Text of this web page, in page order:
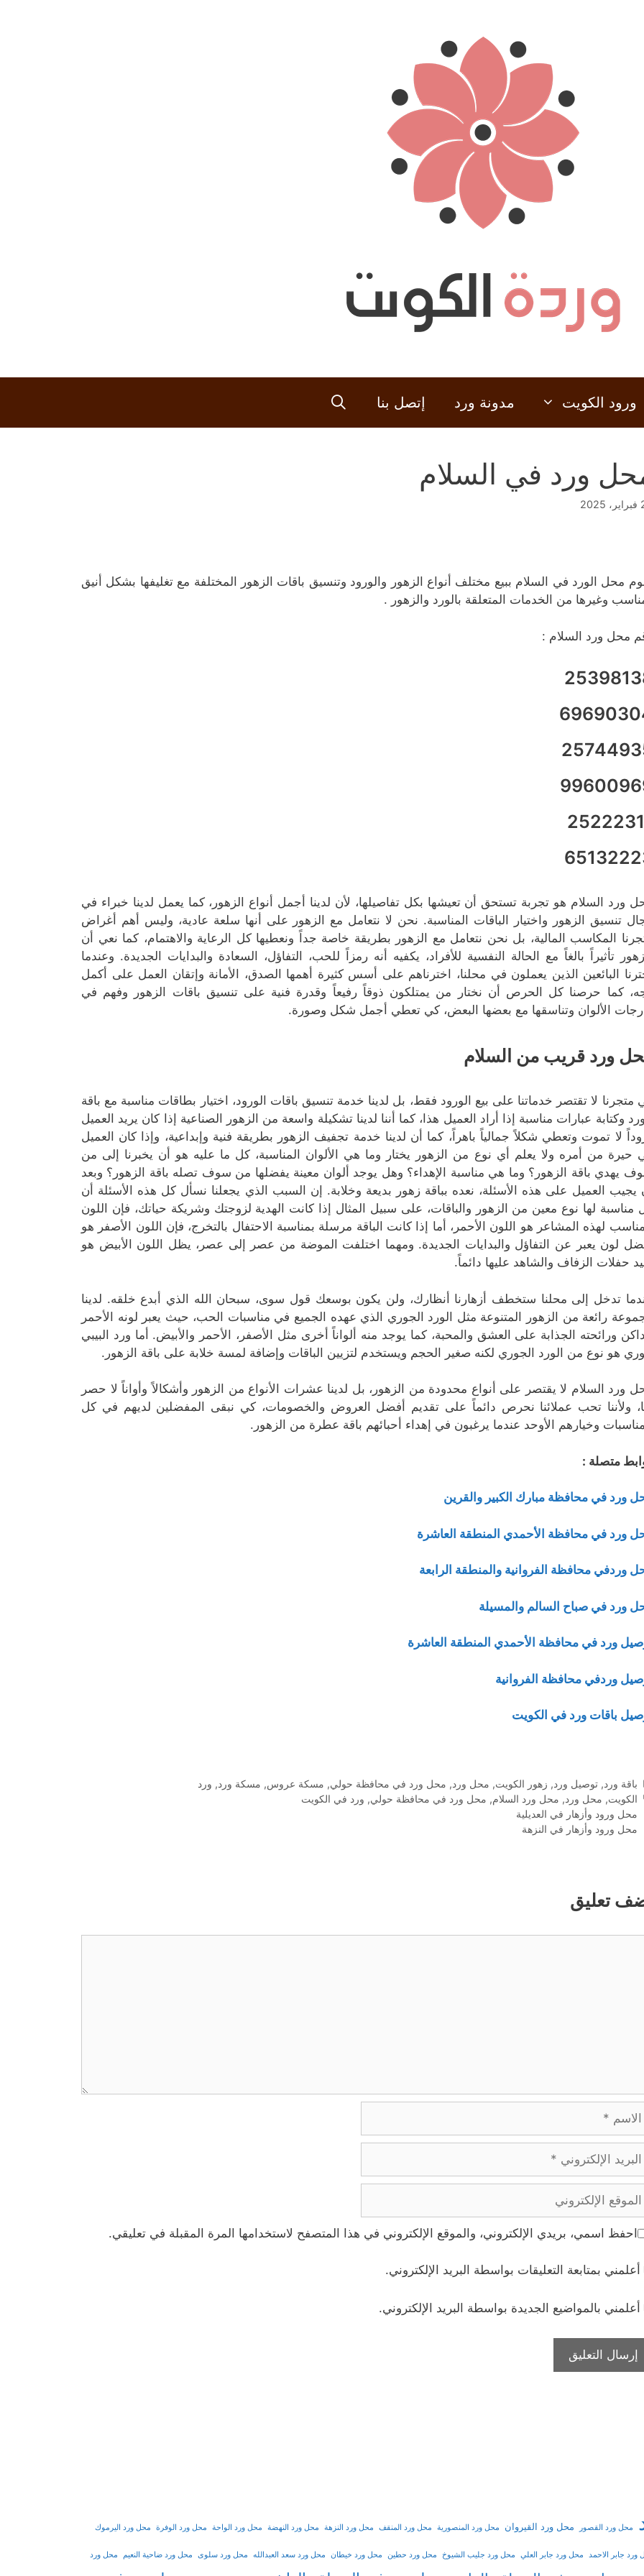
ورود الكويت مدونة ورد إتصل بنا
ورد في السلام
محل الورد في السلام ببيع مختلف أنواع الزهور والورود وتنسيق باقات الزهور المختلفة مع تغليفها بشكل أنيق
وغيرها من الخدمات المتعلقة بالورد والزهور .
محل ورد السلام :
ورد السلام هو تجربة تستحق أن تعيشها بكل تفاصيلها، لأن لدينا أجمل أنواع الزهور، كما يعمل لدينا خبراء في
تنسيق الزهور واختيار الباقات المناسبة. نحن لا نتعامل مع الزهور على أنها سلعة عادية، وليس أهم أغراض
المكاسب المالية، بل نحن نتعامل مع الزهور بطريقة خاصة جداً ونعطيها كل الرعاية والاهتمام، كما نعي أن
تأثيراً بالغاً مع الحالة النفسية للأفراد، يكفيه أنه رمزاً للحب، التفاؤل، السعادة والبدايات الجديدة. وعندما
البائعين الذين يعملون في محلنا، اخترناهم على أسس كثيرة أهمها الصدق، الأمانة وإتقان العمل على أكمل
كما حرصنا كل الحرص أن نختار من يمتلكون ذوقاً رفيعاً وقدرة فنية على تنسيق باقات الزهور وفهم في
الألوان وتناسقها مع بعضها البعض، كي تعطي أجمل شكل وصورة.
ورد قريب من السلام
متجرنا لا تقتصر خدماتنا على بيع الورود فقط، بل لدينا خدمة تنسيق باقات الورود، اختيار بطاقات مناسبة مع باقة
وكتابة عبارات مناسبة إذا أراد العميل هذا، كما أننا لدينا تشكيلة واسعة من الزهور الصناعية إذا كان يريد العميل
لا تموت وتعطي شكلاً جمالياً باهراً، كما أن لدينا خدمة تجفيف الزهور بطريقة فنية وإبداعية، وإذا كان العميل
حيرة من أمره ولا يعلم أي نوع من الزهور يختار وما هي الألوان المناسبة، كل ما عليه هو أن يخبرنا إلى من
يهدي باقة الزهور؟ وما هي مناسبة الإهداء؟ وهل يوجد ألوان معينة يفضلها من سوف تصله باقة الزهور؟ وبعد
يجيب العميل على هذه الأسئلة، نعده بباقة زهور بديعة وخلابة. إن السبب الذي يجعلنا نسأل كل هذه الأسئلة أن
مناسبة لها نوع معين من الزهور والباقات، على سبيل المثال إذا كانت الهدية لزوجتك وشريكة حياتك، فإن اللون
لهذه المشاعر هو اللون الأحمر، أما إذا كانت الباقة مرسلة بمناسبة الاحتفال بالتخرج، فإن اللون الأصفر هو
لون يعبر عن التفاؤل والبدايات الجديدة. ومهما اختلفت الموضة من عصر إلى عصر، يظل اللون الأبيض هو
حفلات الزفاف والشاهد عليها دائماً.
تدخل إلى محلنا ستخطف أزهارنا أنظارك، ولن يكون بوسعك قول سوى، سبحان الله الذي أبدع خلقه. لدينا
رائعة من الزهور المتنوعة مثل الورد الجوري الذي عهده الجميع في مناسبات الحب، حيث يعبر لونه الأحمر
ورائحته الجذابة على العشق والمحبة، كما يوجد منه ألواناً أخرى مثل الأصفر، الأحمر والأبيض. أما ورد البيبي
هو نوع من الورد الجوري لكنه صغير الحجم ويستخدم لتزيين الباقات وإضافة لمسة خلابة على باقة الزهور.
ورد السلام لا يقتصر على أنواع محدودة من الزهور، بل لدينا عشرات الأنواع من الزهور وأشكالاً وأواناً لا حصر
ولأننا تحب عملائنا نحرص دائماً على تقديم أفضل العروض والخصومات، كي نبقى المفضلين لديهم في كل
وخيارهم الأوحد عندما يرغبون في إهداء أحبائهم باقة عطرة من الزهور.
متصلة :
ورد في محافظة مبارك الكبير والقرين
ورد في محافظة الأحمدي المنطقة العاشرة
وردفي محافظة الفروانية والمنطقة الرابعة
ورد في صباح السالم والمسيلة
ورد في محافظة الأحمدي المنطقة العاشرة
وردفي محافظة الفروانية
باقات ورد في الكويت
التصنيفات
باقة ورد, توصيل ورد, زهور الكويت, محل ورد, محل ورد في محافظة حولي, مسكة عروس, مسكة ورد, ورد
الوسوم
الكويت, محل ورد, محل ورد السلام, محل ورد في محافظة حولي, ورد في الكويت
محل ورود وأزهار في العديلية
محل ورود وأزهار في النزهة
تعليق
احفظ اسمي، بريدي الإلكتروني، والموقع الإلكتروني في هذا المتصفح لاستخدامها المرة المقبلة في تعليقي.
أعلمني بمتابعة التعليقات بواسطة البريد الإلكتروني.
أعلمني بالمواضيع الجديدة بواسطة البريد الإلكتروني.
محل ورد القصور محل ورد القيروان محل ورد المنصورية محل ورد المنقف محل ورد النزهة محل ورد النهضة محل ورد الواحة محل ورد الوفرة محل ورد اليرموك
ورد جابر الاحمد محل ورد جابر العلي محل ورد جليب الشيوخ محل ورد حطين محل ورد خيطان محل ورد سعد العبدالله محل ورد سلوى محل ورد ضاحية النعيم محل ورد